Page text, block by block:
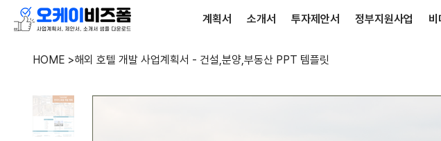
계획서 소개서 투자제안서 정부지원사업 비
HOME >해외 호텔 개발 사업계획서 - 건설,분양,부동산 PPT 템플릿